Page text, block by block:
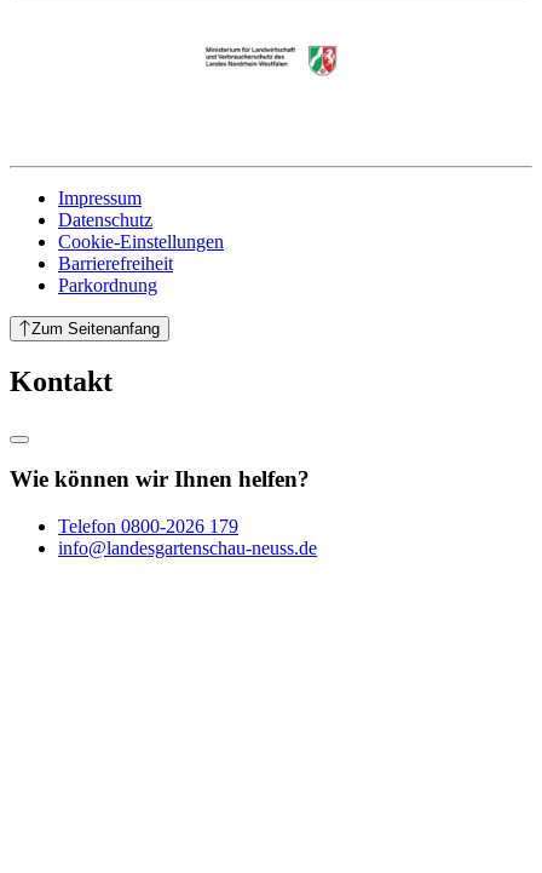
Impressum
Datenschutz
Cookie-Einstellungen
Barrierefreiheit
Parkordnung
Zum Seitenanfang
Kontakt
Wie können wir Ihnen helfen?
Telefon 0800-2026 179
info@landesgartenschau-neuss.de